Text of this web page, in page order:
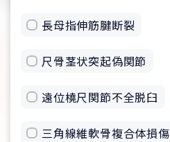
長母指伸筋腱断裂
尺骨茎状突起偽関節
遠位橈尺関節不全脱臼
三角線維軟骨複合体損傷